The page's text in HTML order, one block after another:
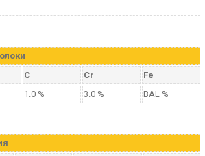
C Cr
Fe
1.0 % 3.0 % BAL %